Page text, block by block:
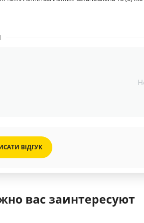
ВІДГУК
вас заинтересуют